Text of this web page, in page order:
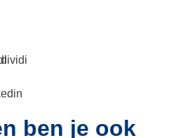
ben je ook